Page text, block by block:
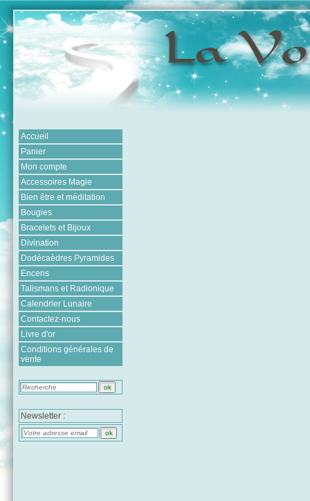
Accueil
Panier
Mon compte
Accessoires Magie
Bien être et méditation
Bougies
Bracelets et Bijoux
Divination
Dodécaèdres Pyramides
Encens
Talismans et Radionique
Calendrier Lunaire
Contactez-nous
Livre d'or
Conditions générales de
vente
Newsletter :